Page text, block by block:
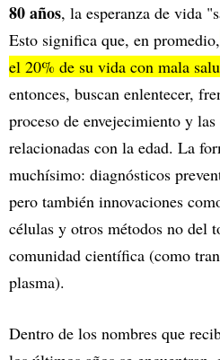
80 años, la esperanza de vida
Esto significa que, en promedio,
el 20% de su vida con mala
entonces, buscan enlentecer,
proceso de envejecimiento y las
relacionadas con la edad. La
muchísimo: diagnósticos
pero también innovaciones
células y otros métodos no del
comunidad científica (como
plasma).
Dentro de los nombres que